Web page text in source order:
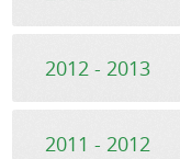
2012 - 2013
2011 - 2012